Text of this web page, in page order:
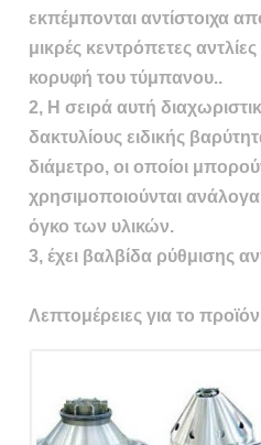
εκπέμπονται αντίστοιχα
μικρές κεντρόπετες
κορυφή του τύμπανου..
2, Η σειρά αυτή
δακτυλίους ειδικής
διάμετρο, οι οποίοι
χρησιμοποιούνται
όγκο των υλικών.
3, έχει βαλβίδα ρύθμισης
Λεπτομέρειες για το προϊόν